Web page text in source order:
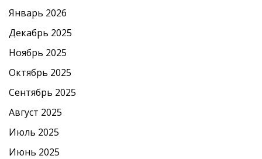
Январь 2026
Декабрь 2025
Ноябрь 2025
Октябрь 2025
Сентябрь 2025
Август 2025
Июль 2025
Июнь 2025